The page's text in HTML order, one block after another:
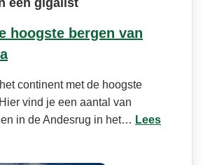
hoogste bergen van
continent met de hoogste
vind je een aantal van
in de Andesrug in het… Lees